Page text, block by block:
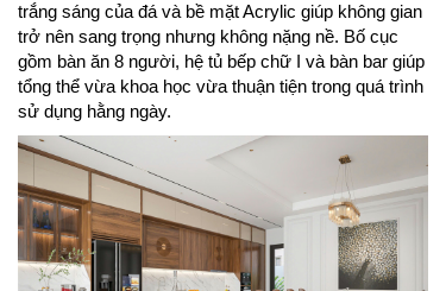
trắng sáng của đá và bề mặt Acrylic giúp không gian
trở nên sang trọng nhưng không nặng nề. Bố cục
gồm bàn ăn 8 người, hệ tủ bếp chữ I và bàn bar giúp
tổng thể vừa khoa học vừa thuận tiện trong quá trình
sử dụng hằng ngày.